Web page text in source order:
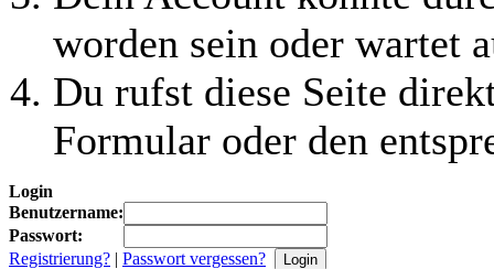
worden sein oder wartet
Du rufst diese Seite
Formular oder den
Login
Benutzername:
Passwort:
Registrierung? | Passwort vergessen?